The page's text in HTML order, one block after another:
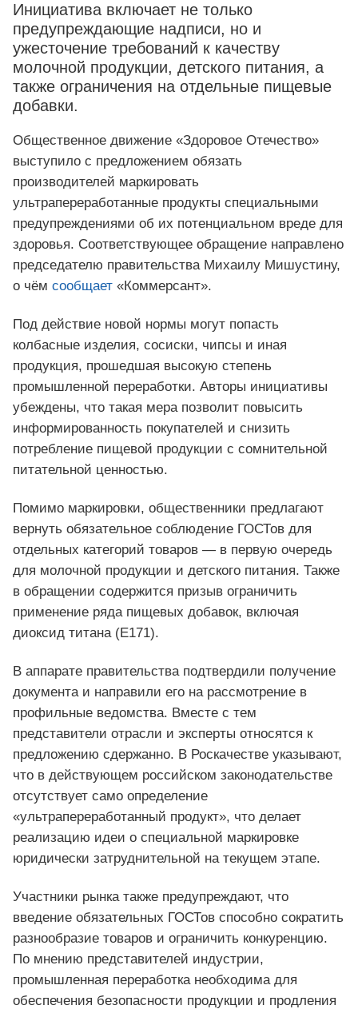
Инициатива включает не только
предупреждающие надписи, но и
ужесточение требований к качеству
молочной продукции, детского питания, а
также ограничения на отдельные пищевые
добавки.
Общественное движение «Здоровое Отечество»
выступило с предложением обязать
производителей маркировать
ультрапереработанные продукты специальными
предупреждениями об их потенциальном вреде для
здоровья. Соответствующее обращение направлено
председателю правительства Михаилу Мишустину,
о чём сообщает «Коммерсант».
Под действие новой нормы могут попасть
колбасные изделия, сосиски, чипсы и иная
продукция, прошедшая высокую степень
промышленной переработки. Авторы инициативы
убеждены, что такая мера позволит повысить
информированность покупателей и снизить
потребление пищевой продукции с сомнительной
питательной ценностью.
Помимо маркировки, общественники предлагают
вернуть обязательное соблюдение ГОСТов для
отдельных категорий товаров — в первую очередь
для молочной продукции и детского питания. Также
в обращении содержится призыв ограничить
применение ряда пищевых добавок, включая
диоксид титана (E171).
В аппарате правительства подтвердили получение
документа и направили его на рассмотрение в
профильные ведомства. Вместе с тем
представители отрасли и эксперты относятся к
предложению сдержанно. В Роскачестве указывают,
что в действующем российском законодательстве
отсутствует само определение
«ультрапереработанный продукт», что делает
реализацию идеи о специальной маркировке
юридически затруднительной на текущем этапе.
Участники рынка также предупреждают, что
введение обязательных ГОСТов способно сократить
разнообразие товаров и ограничить конкуренцию.
По мнению представителей индустрии,
промышленная переработка необходима для
обеспечения безопасности продукции и продления